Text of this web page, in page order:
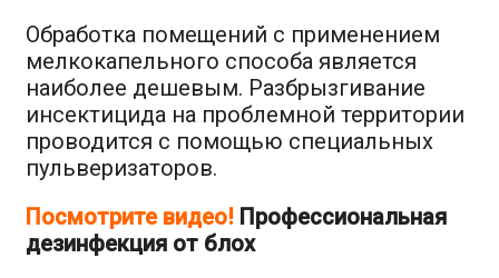
Обработка помещений с применением
мелкокапельного способа является
наиболее дешевым. Разбрызгивание
инсектицида на проблемной территории
проводится с помощью специальных
пульверизаторов.
Посмотрите видео! Профессиональная
дезинфекция от блох